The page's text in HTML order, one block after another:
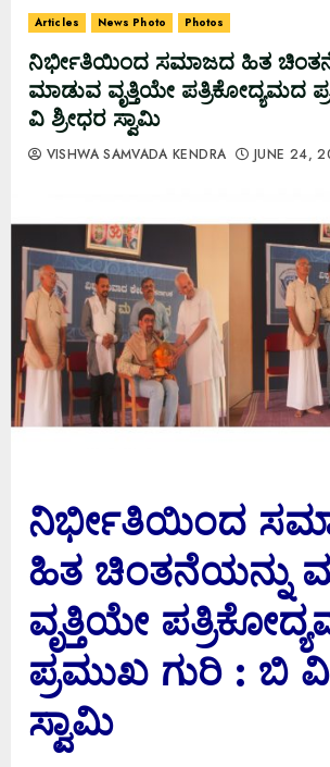
Articles News Photo Photos
ನಿರ್ಭೀತಿಯಿಂದ ಸಮಾಜದ ಹಿತ
ಮಾಡುವ ವೃತ್ತಿಯೇ ಪತ್ರಿಕೋದ್ಯಮದ
ವಿ ಶ್ರೀಧರ ಸ್ವಾಮಿ
VISHWA SAMVADA KENDRA JUNE 24,
ನಿರ್ಭೀತಿಯಿಂದ
ಹಿತ ಚಿಂತನೆಯನ್ನು
ವೃತ್ತಿಯೇ
ಪ್ರಮುಖ ಗುರಿ : ಬಿ ವಿ
ಸ್ವಾಮಿ